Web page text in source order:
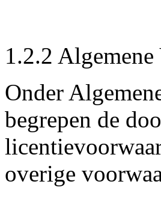
1.2.2
Onder
begrepen de
overige